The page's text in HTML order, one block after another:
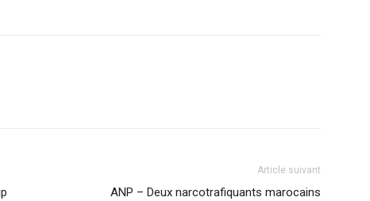
Article suivant
ANP – Deux narcotrafiquants marocains